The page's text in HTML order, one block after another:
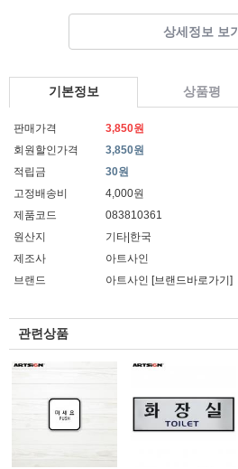
상세정보 보기
기본정보 상품평
판매가격
3,850원
회원할인가격
3,850원
적립금
30원
고정배송비
4,000원
제품코드
083810361
원산지
기타|한국
제조사
아트사인
브랜드
아트사인 [브랜드바로가기]
관련상품